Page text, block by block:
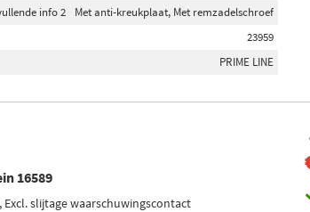
info 2
Met anti-kreukplaat, Met remzadelschroef
23959
PRIME LINE
16589
Excl. slijtage waarschuwingscontact